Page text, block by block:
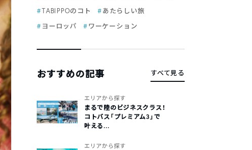
TABIPPOのコト
あたらしい旅
ヨーロッパ
ワーケーション
おすすめの記事 すべて見る
エリアから探す
まるで陸のビジネスクラス！
コトバス「プレミアム3」で
叶える...
エリアから探す